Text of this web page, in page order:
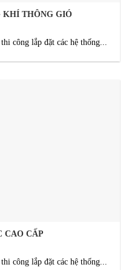
KHÍ THÔNG GIÓ
công lắp đặt các hệ thống...
CAO CẤP
công lắp đặt các hệ thống...